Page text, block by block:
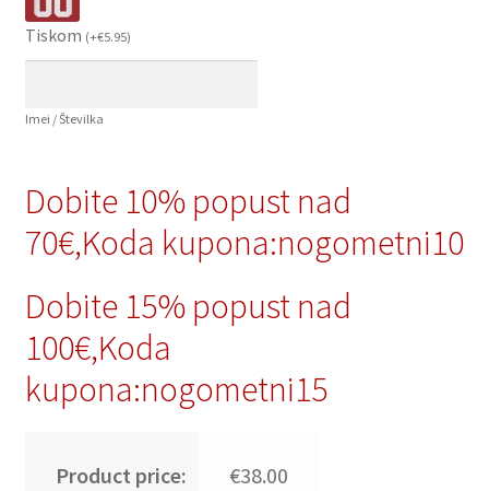
Tiskom (+€5.95)
Imei / Številka
Dobite 10% popust nad
70€,Koda kupona:nogometni10
Dobite 15% popust nad
100€,Koda
kupona:nogometni15
Product price: €38.00